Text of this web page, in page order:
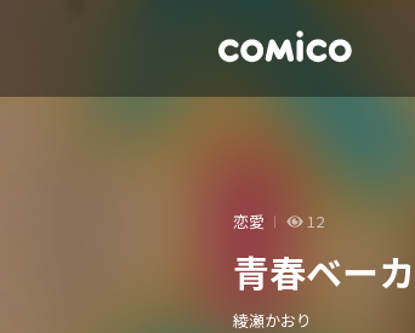
恋愛 12
青春ベー
綾瀬かおり